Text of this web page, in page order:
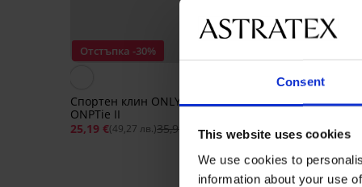
Consent
This website uses cookies
We use cookies to
information about your use
Отстъпка -30%
Спортен клин ONLY Play
ONPTie II
25,19 €(49,27 лв.)35,99 €
Спортен клин ONLY
35,99 € (70,39 лв.)